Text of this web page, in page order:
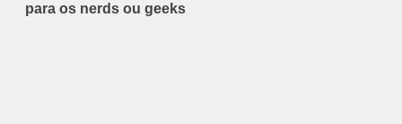
para os nerds ou geeks